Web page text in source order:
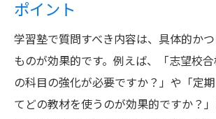
面談で学習塾のサポート体制
イント
学習塾質問コーナーの活用ポイン
学習塾の質問コーナーで疑問
ツ
ポイント
学習塾で質問すべき内容は、具体的か
ものが効果的です。例えば、「志望校
の科目の強化が必要ですか？」や「定
てどの教材を使うのが効果的ですか？